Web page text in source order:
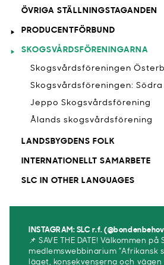
ÖVRIGA STÄLLNINGSTAGANDEN
PRODUCENTFÖRBUND
SKOGSVÅRDSFÖRENINGARNA
Skogsvårdsföreningen
Skogsvårdsföreningen:
Jeppo Skogsvårdsförening
Ålands skogsvårdsförening
LANDSBYGDENS FOLK
INTERNATIONELLT SAMARBETE
SLC IN OTHER LANGUAGES
INSTAGRAM: SLC r.f.
📌 SAVE THE DATE! Välkommen på
medlemswebbinarium ”Afrikansk
läget, konsekvenserna och vägen